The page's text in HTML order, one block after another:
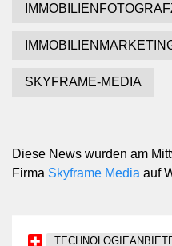
SKYFRAME-MEDIA
Diese News wurden am
Firma Skyframe Media auf